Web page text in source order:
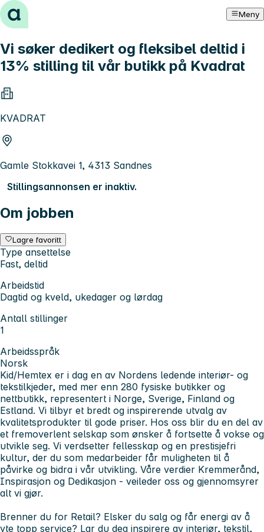
Hopp til innhold Meny
Vi søker dedikert og fleksibel deltid i
13% stilling til vår butikk på Kvadrat
KVADRAT
Gamle Stokkavei 1, 4313 Sandnes
Stillingsannonsen er inaktiv.
Om jobben
Lagre favoritt
Type ansettelse
Fast, deltid
Arbeidstid
Dagtid og kveld, ukedager og lørdag
Antall stillinger
1
Arbeidsspråk
Norsk
Kid/Hemtex er i dag en av Nordens ledende interiør- og
tekstilkjeder, med mer enn 280 fysiske butikker og
nettbutikk, representert i Norge, Sverige, Finland og
Estland. Vi tilbyr et bredt og inspirerende utvalg av
kvalitetsprodukter til gode priser. Hos oss blir du en del av
et fremoverlent selskap som ønsker å fortsette å vokse og
utvikle seg. Vi verdsetter fellesskap og en prestisjefri
kultur, der du som medarbeider får muligheten til å
påvirke og bidra i vår utvikling. Våre verdier Kremmerånd,
Inspirasjon og Dedikasjon - veileder oss og gjennomsyrer
alt vi gjør.
Brenner du for Retail? Elsker du salg og får energi av å
yte topp service? Lar du deg inspirere av interiør, tekstil,